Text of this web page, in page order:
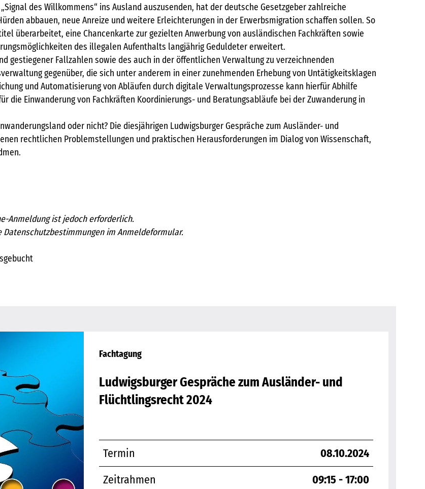
des Willkommens“ ins Ausland auszusenden, hat der deutsche Gesetzgeber zahlreiche
abbauen, neue Anreize und weitere Erleichterungen in der Erwerbsmigration schaffen sollen. So
überarbeitet, eine Chancenkarte zur gezielten Anwerbung von ausländischen Fachkräften sowie
des illegalen Aufenthalts langjährig Geduldeter erweitert.
gestiegener Fallzahlen sowie des auch in der öffentlichen Verwaltung zu verzeichnenden
gegenüber, die sich unter anderem in einer zunehmenden Erhebung von Untätigkeitsklagen
und Automatisierung von Abläufen durch digitale Verwaltungsprozesse kann hierfür Abhilfe
die Einwanderung von Fachkräften Koordinierungs- und Beratungsabläufe bei der Zuwanderung in
oder nicht? Die diesjährigen Ludwigsburger Gespräche zum Ausländer- und
rechtlichen Problemstellungen und praktischen Herausforderungen im Dialog von Wissenschaft,
Anmeldung ist jedoch erforderlich.
im Anmeldeformular.
Fachtagung
Ludwigsburger Gespräche zum Ausländer- und
Flüchtlingsrecht 2024
Termin
08.10.2024
Zeitrahmen
09:15 - 17:00